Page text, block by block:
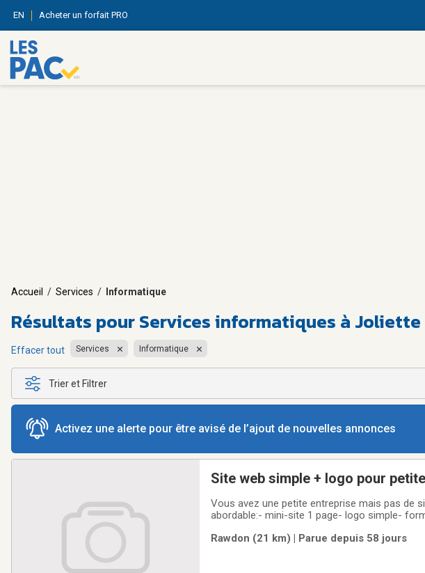
EN Acheter un forfait PRO
Accueil / Services / Informatique
Résultats pourServices informatiques à Joliette
Effacer tout Services Informatique
Trier et Filtrer
Activez une alerte pour être avisé de l’ajout de nouvelles annonces
Site web simple + logo pour
Vous avez une petite entreprise mais pas de
abordable:- mini-site 1 page- logo simple-
clientsPas besoin d'un gros projet
Rawdon (21 km) | Parue depuis 58 jours